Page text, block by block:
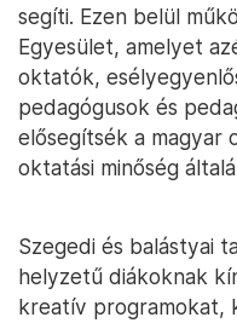
segíti. Ezen belül
Egyesület, amelyet
oktatók,
pedagógusok és
elősegítsék a magyar
oktatási minőség
Szegedi és balástyai
helyzetű diákoknak
kreatív programokat,